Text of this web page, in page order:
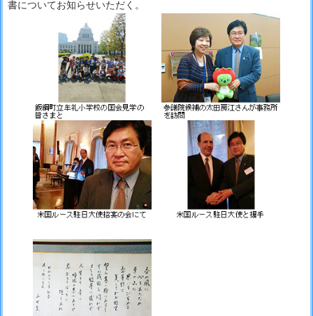
書についてお知らせいただく。